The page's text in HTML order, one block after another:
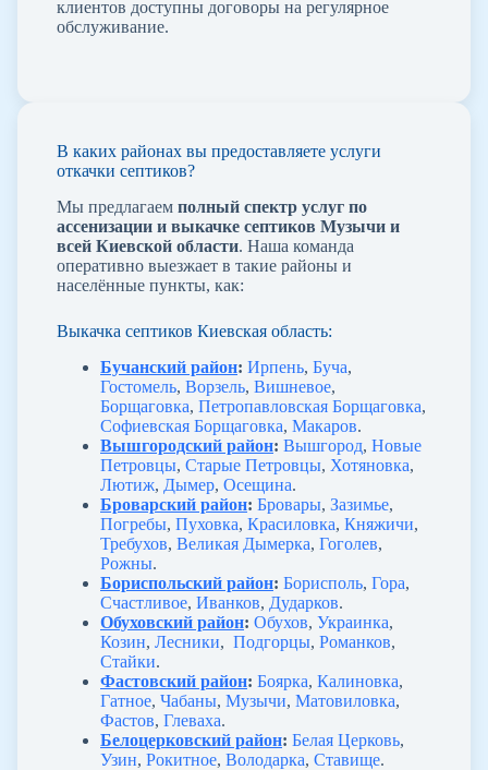
клиентов доступны договоры на регулярное
обслуживание.
В каких районах вы предоставляете услуги
откачки септиков?
Мы предлагаем полный спектр услуг по
ассенизации и выкачке септиков Музычи и
всей Киевской области. Наша команда
оперативно выезжает в такие районы и
населённые пункты, как:
Выкачка септиков Киевская область:
Бучанский район: Ирпень, Буча,
Гостомель, Ворзель, Вишневое,
Борщаговка, Петропавловская Борщаговка,
Софиевская Борщаговка, Макаров.
Вышгородский район: Вышгород, Новые
Петровцы, Старые Петровцы, Хотяновка,
Лютиж, Дымер, Осещина.
Броварский район: Бровары, Зазимье,
Погребы, Пуховка, Красиловка, Княжичи,
Требухов, Великая Дымерка, Гоголев,
Рожны.
Бориспольский район: Борисполь, Гора,
Счастливое, Иванков, Дударков.
Обуховский район: Обухов, Украинка,
Козин, Лесники, Подгорцы, Романков,
Стайки.
Фастовский район: Боярка, Калиновка,
Гатное, Чабаны, Музычи, Матовиловка,
Фастов, Глеваха.
Белоцерковский район: Белая Церковь,
Узин, Рокитное, Володарка, Ставище.